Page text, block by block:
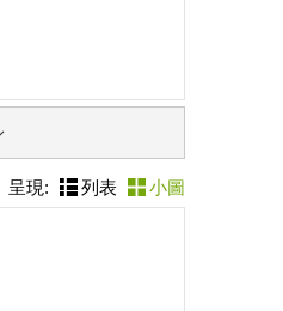
呈現: 列表 小圖